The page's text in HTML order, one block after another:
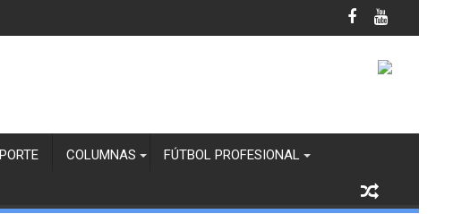
Blanco y Margaritas en Infantil “B”
COLUMNAS FÚTBOL PROFESIONAL